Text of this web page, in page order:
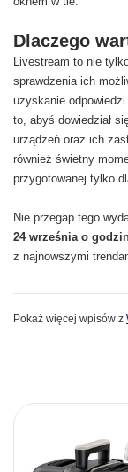
Dlaczego
Livestream to nie
sprawdzenia ich
uzyskanie
to, abyś dowiedział
urządzeń oraz ich
również świetny
przygotowanej tylko
Nie przegap tego
24 września o
z najnowszymi
Pokaż więcej wpisów z